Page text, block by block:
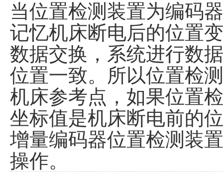
当位置检测装置为编码
记忆机床断电后的位置
数据交换，系统进行数
位置一致。所以位置检
机床参考点，如果位置
坐标值是机床断电前的
增量编码器位置检测装
操作。